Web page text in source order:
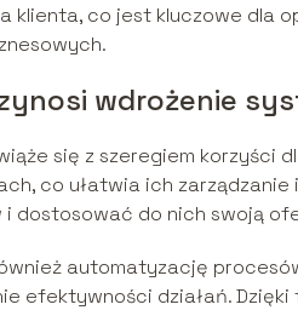
klienta, co jest kluczowe dla
wdrożenie
się z szeregiem korzyści
co ułatwia ich
dostosować do nich swoją
automatyzację
efektywności działań.